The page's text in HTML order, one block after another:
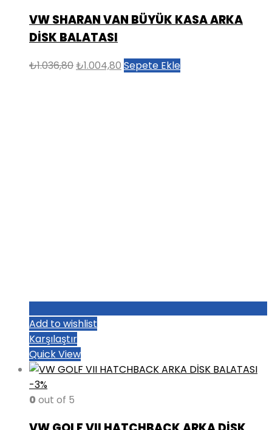
VW SHARAN VAN BÜYÜK KASA ARKA
DİSK BALATASI
₺1.036,80Orijinal
₺1.004,80 Şu
Sepete Ekle
Add to wishlist
Karşılaştır
Quick View
-3%
0 out of 5